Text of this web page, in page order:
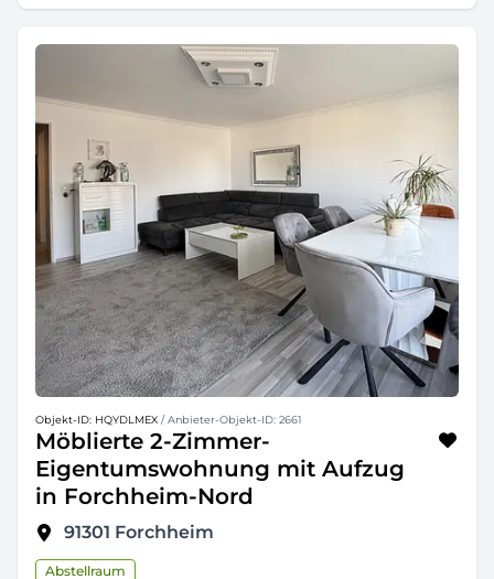
Objekt-ID: HQYDLMEX / Anbieter-Objekt-ID: 2661
Möblierte 2-Zimmer-
Eigentumswohnung mit Aufzug
in Forchheim-Nord
91301 Forchheim
Abstellraum